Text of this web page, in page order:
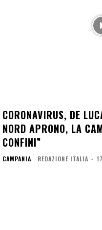
CORONAVIRUS, DE
NORD APRONO, LA
CONFINI”
CAMPANIA REDAZIONE ITALIA -